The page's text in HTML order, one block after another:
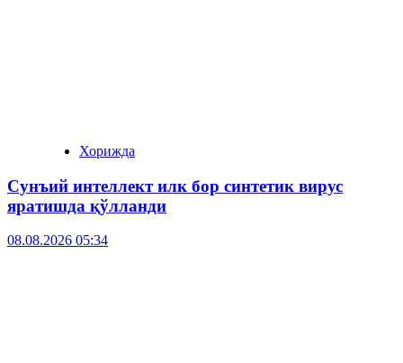
Хорижда
Сунъий интеллект илк бор синтетик вирус
яратишда қўлланди
08.08.2026 05:34